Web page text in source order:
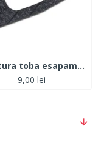
Garnitura toba esapament Husqvarna 51-55
9,00 lei